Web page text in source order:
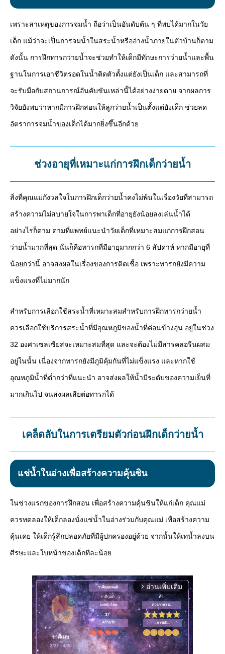
เพราะสาเหตุของการจมน้ำ ถือว่าเป็นอันดับต้น ๆ ที่พบได้มากในวัย
เด็ก แม้ว่าจะเป็นการจมน้ำในสระน้ำหรืออ่างน้ำภายในตัวบ้านก็ตาม
ดังนั้น การฝึกทารกว่ายน้ำจะช่วยทำให้เด็กมีทักษะการว่ายน้ำและพื้น
ฐานในการเอาชีวิตรอดในน้ำติดตัวตั้งแต่ยังเป็นเด็ก และสามารถที่
จะรับมือกับสถานการณ์อันคับขันเหล่านี้ได้อย่างง่ายดาย จากผลการ
วิจัยยังพบว่าหากมีการฝึกสอนให้ลูกว่ายน้ำเป็นตั้งแต่ยังเด็ก ช่วยลด
อัตราการจมน้ำของเด็กได้มากยิ่งขึ้นอีกด้วย
ช่วงอายุที่เหมาะแก่การฝึกเด็กว่ายน้ำ
สิ่งที่คุณแม่กังวลใจในการฝึกเด็กว่ายน้ำคงไม่พ้นในเรื่องวัยที่สามารถ
สร้างความไม่สบายใจในการพาเด็กที่อายุยังน้อยลงเล่นน้ำได้
อย่างไรก็ตาม ตามที่แพทย์แนะนำวัยเด็กที่เหมาะสมแก่การฝึกสอน
ว่ายน้ำมากที่สุด นั่นก็คือทารกที่มีอายุมากกว่า 6 สัปดาห์ หากมีอายุที่
น้อยกว่านี้ อาจส่งผลในเรื่องของการติดเชื้อ เพราะทารกยังมีความ
แข็งแรงที่ไม่มากนัก
สำหรับการเลือกใช้สระน้ำที่เหมาะสมสำหรับการฝึกทารกว่ายน้ำ
ควรเลือกใช้บริการสระน้ำที่มีอุณหภูมิของน้ำที่ค่อนข้างอุ่น อยู่ในช่วง
32 องศาเซลเซียสจะเหมาะสมที่สุด และจะต้องไม่มีสารคลอรีนผสม
อยู่ในนั้น เนื่องจากทารกยังมีภูมิคุ้มกันที่ไม่แข็งแรง และหากใช้
อุณหภูมิน้ำที่ต่ำกว่าที่แนะนำ อาจส่งผลให้น้ำมีระดับของความเย็นที่
มากเกินไป จนส่งผลเสียต่อทารกได้
เคล็ดลับในการเตรียมตัวก่อนฝึกเด็กว่ายน้ำ
แช่น้ำในอ่างเพื่อสร้างความคุ้นชิน
ในช่วงแรกของการฝึกสอน เพื่อสร้างความคุ้นชินให้แก่เด็ก คุณแม่
ควรทดลองให้เด็กลองนั่งแช่น้ำในอ่างร่วมกับคุณแม่ เพื่อสร้างความ
คุ้นเคย ให้เด็กรู้สึกปลอดภัยที่มีผู้ปกครองอยู่ด้วย จากนั้นให้เทน้ำลงบน
ศีรษะและใบหน้าของเด็กทีละน้อย
arrow_forward_ios อ่านเพิ่มเติม